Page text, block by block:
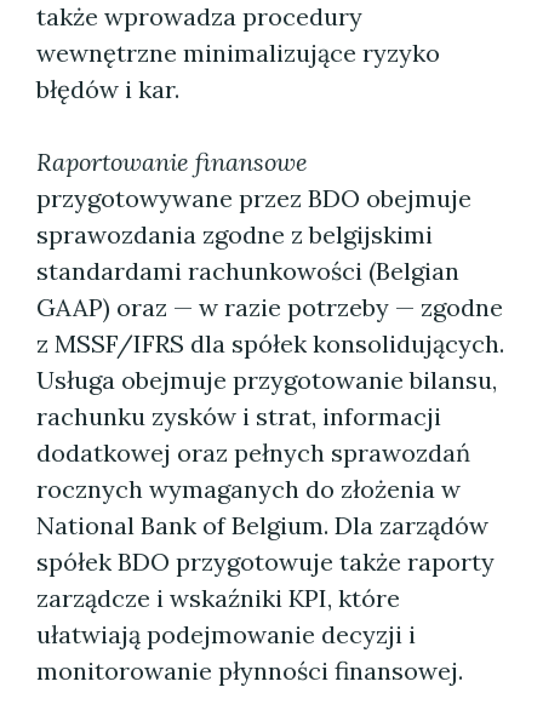
także wprowadza procedury
wewnętrzne minimalizujące ryzyko
błędów i kar.
Raportowanie finansowe
przygotowywane przez BDO obejmuje
sprawozdania zgodne z belgijskimi
standardami rachunkowości (Belgian
GAAP) oraz — w razie potrzeby — zgodne
z MSSF/IFRS dla spółek konsolidujących.
Usługa obejmuje przygotowanie bilansu,
rachunku zysków i strat, informacji
dodatkowej oraz pełnych sprawozdań
rocznych wymaganych do złożenia w
National Bank of Belgium. Dla zarządów
spółek BDO przygotowuje także raporty
zarządcze i wskaźniki KPI, które
ułatwiają podejmowanie decyzji i
monitorowanie płynności finansowej.